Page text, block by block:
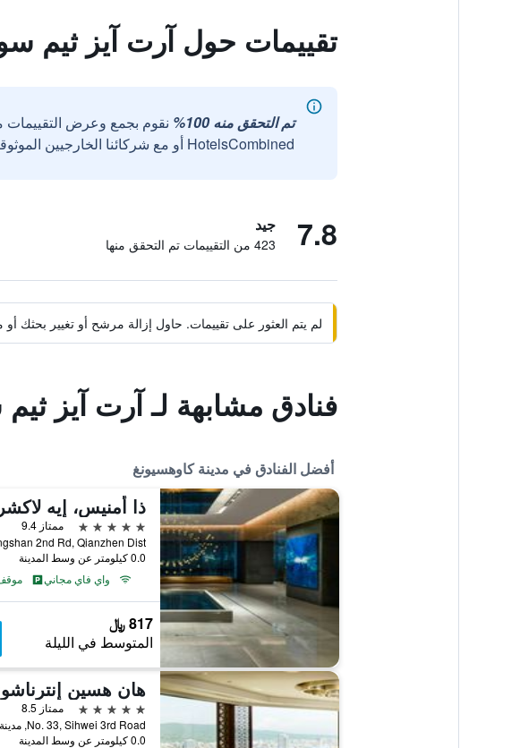
تقييمات حول آرت آيز ثيم
تم التحقق منه 100%
نقوم بجمع وعرض التقييمات
HotelsCombined أو مع شركائنا الخارجيين الموثوقين.
7.8 جيد
423 من التقييمات تم التحقق منها
لم يتم العثور على تقييمات. حاول إزالة مرشح أو تغيير
فنادق مشابهة لـ آرت آيز
أفضل الفنادق في مدينة كاوهسيونغ
5 نجوم
ممتاز 9.4
0.0 كيلومتر عن وسط المدينة
واي فاي مجاني
817 ﷼
المتوسط في الليلة
هان هسين
5 نجوم
ممتاز 8.5
No. 33, Sihwei 3rd Road, مدينة كاوهسيونغ, تايوان
0.0 كيلومتر عن وسط المدينة